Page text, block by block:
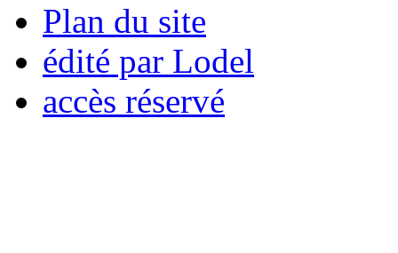
Plan du site
édité par Lodel
accès réservé